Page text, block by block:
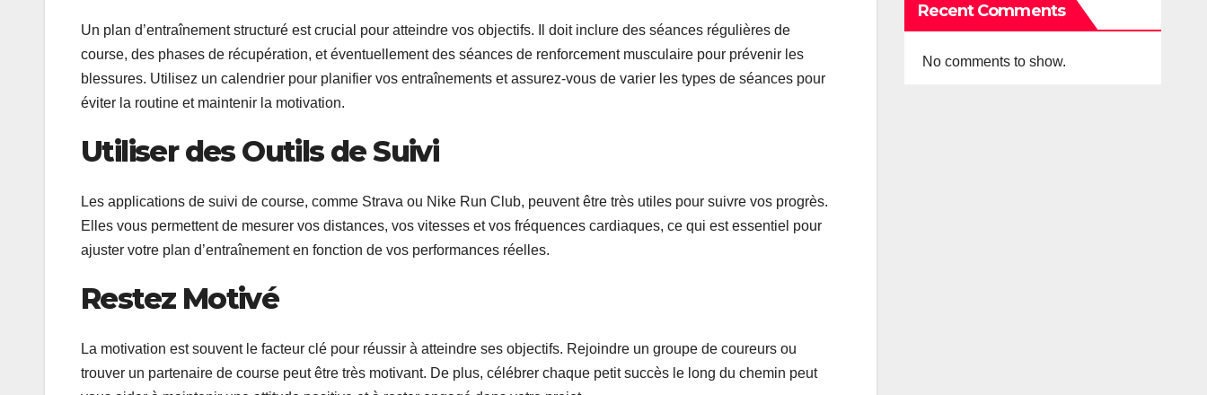
Un plan d’entraînement structuré est crucial pour atteindre vos objectifs. Il doit inclure des séances régulières de
course, des phases de récupération, et éventuellement des séances de renforcement musculaire pour prévenir les
blessures. Utilisez un calendrier pour planifier vos entraînements et assurez-vous de varier les types de séances pour
éviter la routine et maintenir la motivation.
Utiliser des Outils de Suivi
Les applications de suivi de course, comme Strava ou Nike Run Club, peuvent être très utiles pour suivre vos progrès.
Elles vous permettent de mesurer vos distances, vos vitesses et vos fréquences cardiaques, ce qui est essentiel pour
ajuster votre plan d’entraînement en fonction de vos performances réelles.
Restez Motivé
La motivation est souvent le facteur clé pour réussir à atteindre ses objectifs. Rejoindre un groupe de coureurs ou
trouver un partenaire de course peut être très motivant. De plus, célébrer chaque petit succès le long du chemin peut
Recent Comments
No comments to show.